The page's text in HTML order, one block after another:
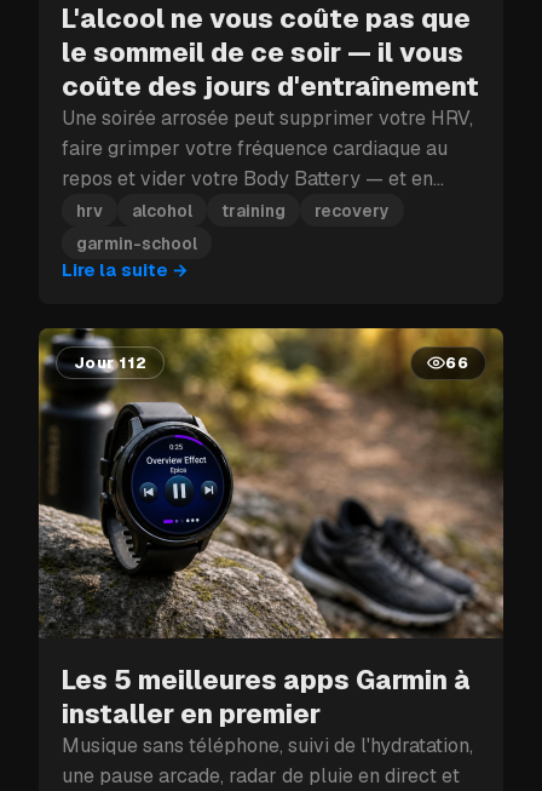
L'alcool ne vous coûte pas que
le sommeil de ce soir — il vous
coûte des jours d'entraînement
Une soirée arrosée peut supprimer votre HRV,
faire grimper votre fréquence cardiaque au
repos et vider votre Body Battery — et en
plein bloc d'entraînement, ce coup porté à la
récupération peut vous coûter plus qu'une
seule journée.
hrv alcohol training
recovery
garmin-school
Lire la suite →
Jour 112 66
Les 5 meilleures apps Garmin à
installer en premier
Musique sans téléphone, suivi de l'hydratation,
une pause arcade, radar de pluie en direct et